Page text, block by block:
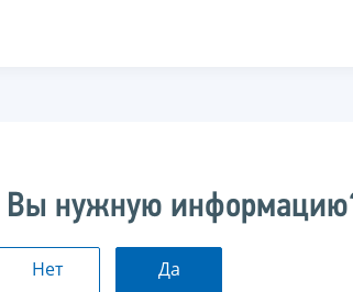
нужную
Нет Да